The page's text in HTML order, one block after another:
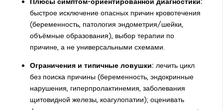
быстрое исключение опасных причин кровотечения
(беременность, патология эндометрия/шейки,
объёмные образования), выбор терапии по
причине, а не универсальными схемами.
Ограничения и типичные ловушки: лечить цикл
без поиска причины (беременность, эндокринные
нарушения, гиперпролактинемия, заболевания
щитовидной железы, коагулопатии); оценивать